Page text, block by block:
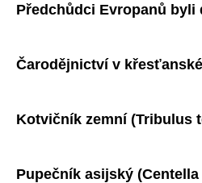
Předchůdci Evropanů byli
Čarodějnictví v
Kotvičník zemní (Tribulus
Pupečník asijský